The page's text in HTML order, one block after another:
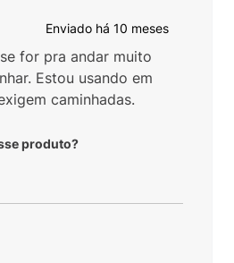
Enviado há 10 meses
for pra andar muito
Estou usando em
caminhadas.
produto?